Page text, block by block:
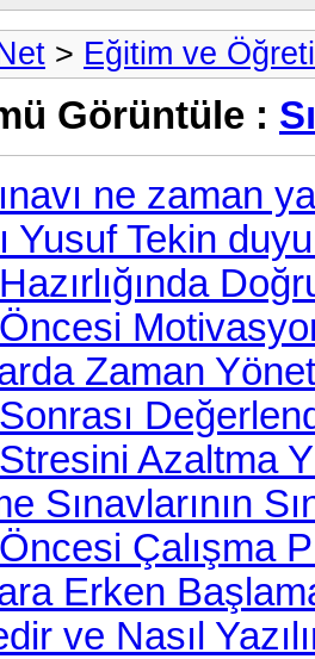
> Eğitim ve
Görüntüle :
ne zaman
Yusuf Tekin
Zaman
Azaltma
Sınavlarının
Çalışma
Erken
ve Nasıl